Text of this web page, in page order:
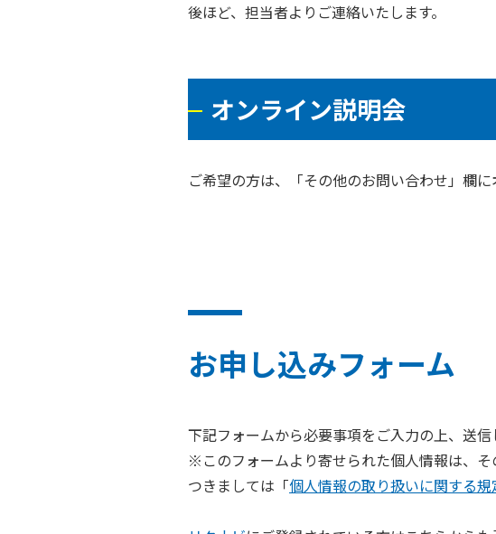
後ほど、担当者よりご連絡いたします。
オンライン説明会
ご希望の方は、「その他のお問い合わせ」欄
お申し込みフォーム
下記フォームから必要事項をご入力の上、送
※このフォームより寄せられた個人情報は、そ
つきましては「個人情報の取り扱いに関する規